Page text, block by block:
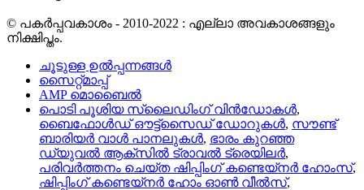
© പകർപ്പവകാശം - 2010-2022 : എല്ലാ അവകാശങ്ങളും
നിക്ഷിപ്തം.
ചൂടുള്ള ഉൽപ്പന്നങ്ങൾ
സൈറ്റ്മാപ്പ്
AMP മൊബൈൽ
പൊടി പൂശിയ സ്ലൈഡിംഗ് വിൻഡോകൾ,
ബൈഫോൾഡ് ഔട്ട്‌സൈഡ് ഡോറുകൾ, സൗണ്ട്
ബാരിയർ വാൾ പാനലുകൾ, ഭാരം കുറഞ്ഞ
ഡ്യുവൽ ആക്‌സിൽ ട്രാവൽ ട്രെയിലർ,
പരിവർത്തനം ചെയ്ത ഷിപ്പിംഗ് കണ്ടെയ്നർ ഹോംസ്,
ഷിപ്പിംഗ് കണ്ടെയ്നർ ഹോം ഓൺ വീൽസ്,